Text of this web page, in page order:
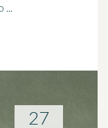
, comience por mirar debajo ...
27